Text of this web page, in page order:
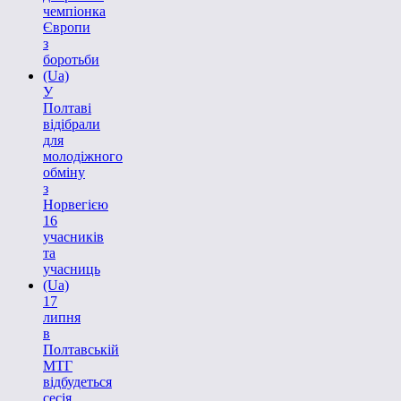
чемпіонка
Європи
з
боротьби
(Ua)
У
Полтаві
відібрали
для
молодіжного
обміну
з
Норвегією
16
учасників
та
учасниць
(Ua)
17
липня
в
Полтавській
МТГ
відбудеться